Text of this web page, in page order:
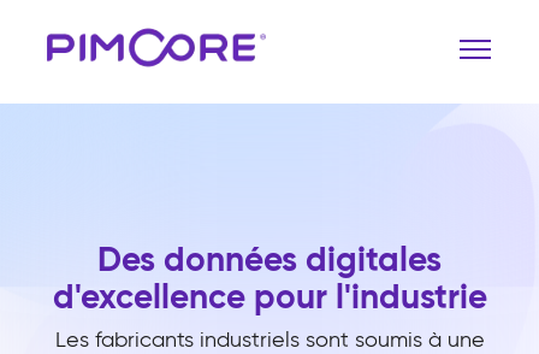
Des données digitales
d'excellence pour l'industrie
Les fabricants industriels sont soumis à une